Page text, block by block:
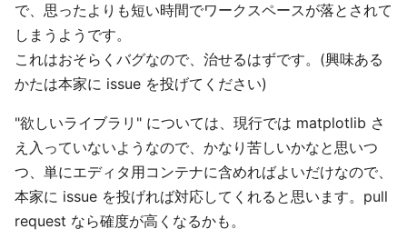
で、思ったよりも短い時間でワークスペースが落とされて
しまうようです。
これはおそらくバグなので、治せるはずです。(興味ある
かたは本家に issue を投げてください)
"欲しいライブラリ" については、現行では matplotlib さ
え入っていないようなので、かなり苦しいかなと思いつ
つ、単にエディタ用コンテナに含めればよいだけなので、
本家に issue を投げれば対応してくれると思います。pull
request なら確度が高くなるかも。